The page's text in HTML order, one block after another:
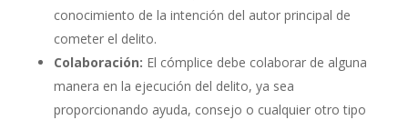
conocimiento de la intención del autor principal de
cometer el delito.
Colaboración: El cómplice debe colaborar de alguna
manera en la ejecución del delito, ya sea
proporcionando ayuda, consejo o cualquier otro tipo